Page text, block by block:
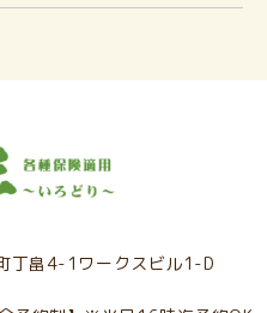
丁畠4-1ワークスビル1-D